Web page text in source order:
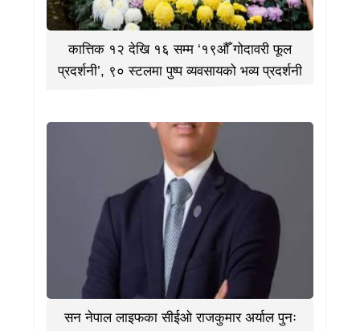
कात्तिक १२ देखि १६ सम्म ‘१९औँ गोदावरी फूल
प्रदर्शनी’, ९० स्टलमा पुष्प व्यवसायको भव्य प्रदर्शनी
सन नेपाल लाइफका सीईओ राजकुमार अर्याल पुनः